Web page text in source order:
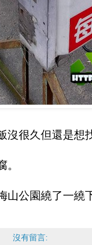
沒很久但還是想
山公園繞了一繞
沒有留言: